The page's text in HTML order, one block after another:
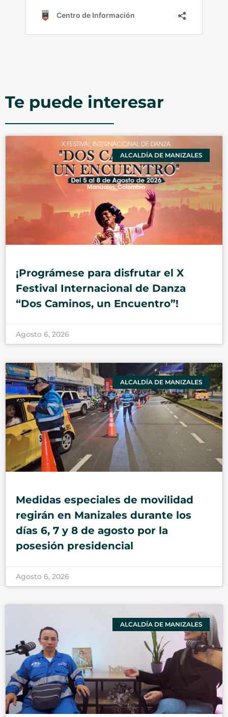
Te puede interesar
ALCALDÍA DE MANIZALES
¡Prográmese para disfrutar el X
Festival Internacional de Danza
“Dos Caminos, un Encuentro”!
Agosto 6, 2026
ALCALDÍA DE MANIZALES
Medidas especiales de movilidad
regirán en Manizales durante los
días 6, 7 y 8 de agosto por la
posesión presidencial
Agosto 6, 2026
ALCALDÍA DE MANIZALES